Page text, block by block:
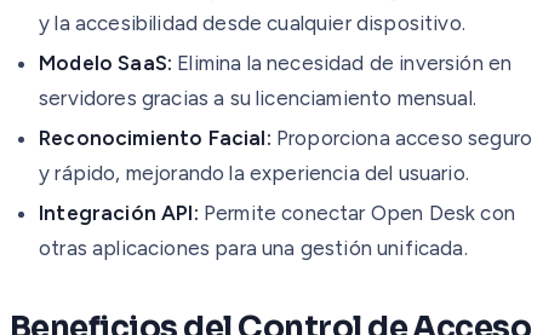
y la accesibilidad desde cualquier dispositivo.
Modelo SaaS: Elimina la necesidad de inversión en
servidores gracias a su licenciamiento mensual.
Reconocimiento Facial: Proporciona acceso seguro
y rápido, mejorando la experiencia del usuario.
Integración API: Permite conectar Open Desk con
otras aplicaciones para una gestión unificada.